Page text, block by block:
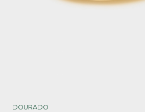
DOURADO